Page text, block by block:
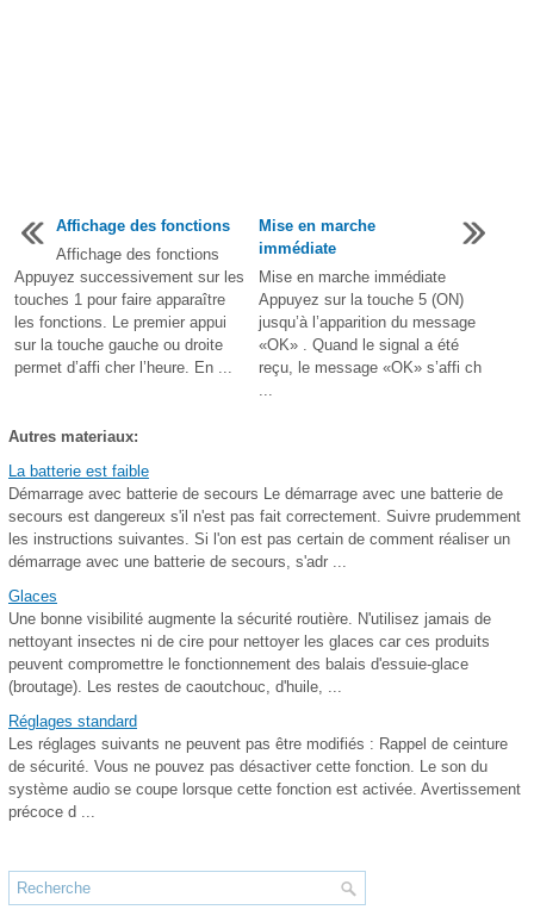
Affichage des fonctions
Affichage des fonctions
Appuyez successivement sur les
touches 1 pour faire apparaître
les fonctions. Le premier appui
sur la touche gauche ou droite
permet d’affi cher l’heure. En ...
Mise en marche
immédiate
Mise en marche immédiate
Appuyez sur la touche 5 (ON)
jusqu’à l’apparition du message
«OK» . Quand le signal a été
reçu, le message «OK» s’affi ch
...
Autres materiaux:
La batterie est faible
Démarrage avec batterie de secours Le démarrage avec une batterie de
secours est dangereux s'il n'est pas fait correctement. Suivre prudemment
les instructions suivantes. Si l'on est pas certain de comment réaliser un
démarrage avec une batterie de secours, s'adr ...
Glaces
Une bonne visibilité augmente la sécurité routière. N'utilisez jamais de
nettoyant insectes ni de cire pour nettoyer les glaces car ces produits
peuvent compromettre le fonctionnement des balais d'essuie-glace
(broutage). Les restes de caoutchouc, d'huile, ...
Réglages standard
Les réglages suivants ne peuvent pas être modifiés : Rappel de ceinture
de sécurité. Vous ne pouvez pas désactiver cette fonction. Le son du
système audio se coupe lorsque cette fonction est activée. Avertissement
précoce d ...